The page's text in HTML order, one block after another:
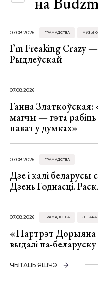
07.08.2026 ГРАМАДСТВА
I’m Freaking Crazy —
Рыдлеўскай
07.08.2026
Ганна Златкоўская:
магчы — гэта рабіць
нават у думках»
07.08.2026 ГРАМАДСТВА
Дзе і калі беларусы
Дзень Годнасці.
07.08.2026 ГРАМАДСТВА
«Партрэт Дорыяна
выдалі па-беларуску
ЧЫТАЦЬ ЯШЧЭ